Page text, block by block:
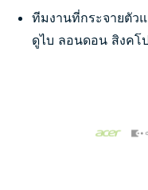
ทีมงานที่กระจายตัว
ดูไบ ลอนดอน สิงคโ